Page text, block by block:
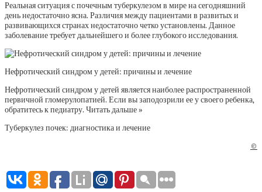
Реальная ситуация с почечным туберкулезом в мире на сегодняшний
день недостаточно ясна. Различия между пациентами в развитых и
развивающихся странах недостаточно четко установлены. Данное
заболевание требует дальнейшего и более глубокого исследования.
Нефротический синдром у детей: причины и лечение
Нефротический синдром у детей является наиболее распространенной
первичной гломерулопатией. Если вы заподозрили ее у своего ребенка,
обратитесь к педиатру. Читать дальше »
Туберкулез почек: диагностика и лечение
©